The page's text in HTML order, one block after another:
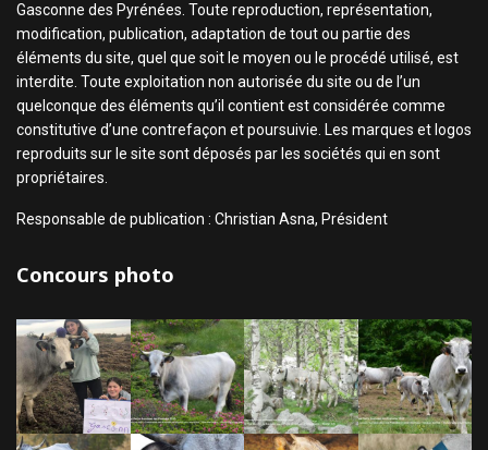
Gasconne des Pyrénées. Toute reproduction, représentation,
modification, publication, adaptation de tout ou partie des
éléments du site, quel que soit le moyen ou le procédé utilisé, est
interdite. Toute exploitation non autorisée du site ou de l’un
quelconque des éléments qu’il contient est considérée comme
constitutive d’une contrefaçon et poursuivie. Les marques et logos
reproduits sur le site sont déposés par les sociétés qui en sont
propriétaires.
Responsable de publication : Christian Asna, Président
Concours photo